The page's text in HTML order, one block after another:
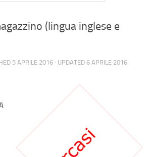
(lingua inglese e
5 APRILE 2016 · UPDATED 6 APRILE 2016